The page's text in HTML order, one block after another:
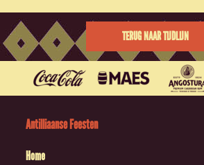
TERUG NAAR TIJDLIJN
Antilliaanse Feesten
Home